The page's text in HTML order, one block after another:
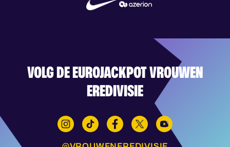
VOLG DE EUROJACKPOT VROUWEN
EREDIVISIE